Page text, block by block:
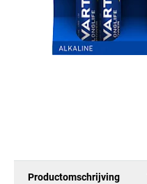
Productomschrijving